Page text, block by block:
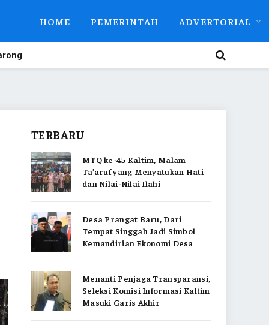
HOME PEMERINTAH ADVERTORIAL
TERBARU
MTQ ke-45 Kaltim, Malam
Ta’aruf yang Menyatukan Hati
dan Nilai-Nilai Ilahi
Desa Prangat Baru, Dari
Tempat Singgah Jadi Simbol
Kemandirian Ekonomi Desa
Menanti Penjaga Transparansi,
Seleksi Komisi Informasi Kaltim
Masuki Garis Akhir